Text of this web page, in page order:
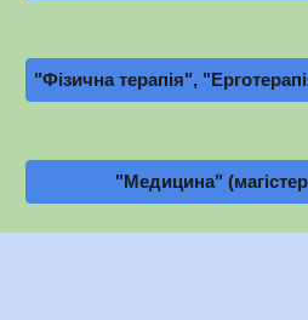
"Медицина"